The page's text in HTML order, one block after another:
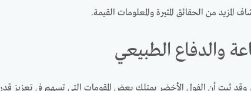
من الحقائق المثيرة والمعلومات القيمة.
والدفاع الطبيعي
وقد ثبت أن الفول الأخضر يمتلك بعض المقومات التي تسهم في تعزيز